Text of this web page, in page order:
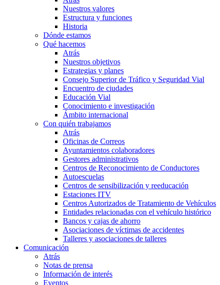
Nuestros valores
Estructura y funciones
Historia
Dónde estamos
Qué hacemos
Atrás
Nuestros objetivos
Estrategias y planes
Consejo Superior de Tráfico y Seguridad Vial
Encuentro de ciudades
Educación Vial
Conocimiento e investigación
Ámbito internacional
Con quién trabajamos
Atrás
Oficinas de Correos
Ayuntamientos colaboradores
Gestores administrativos
Centros de Reconocimiento de Conductores
Autoescuelas
Centros de sensibilización y reeducación
Estaciones ITV
Centros Autorizados de Tratamiento de Vehículos
Entidades relacionadas con el vehículo histórico
Bancos y cajas de ahorro
Asociaciones de víctimas de accidentes
Talleres y asociaciones de talleres
Comunicación
Atrás
Notas de prensa
Información de interés
Eventos